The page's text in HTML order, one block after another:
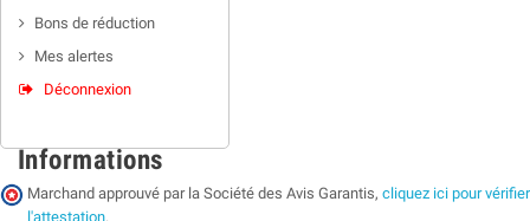
Bons de réduction
Mes alertes
Déconnexion
Informations
Marchand approuvé par la Société des Avis Garantis, cliquez ici pour vérifier
l'attestation.